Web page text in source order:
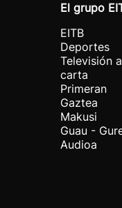
El grupo
EITB
Deportes
Televisión
carta
Primeran
Gaztea
Makusi
Guau -
Audioa